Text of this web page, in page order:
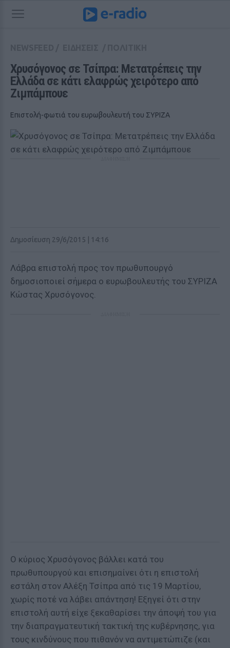
Χρυσόγονος σε Τσίπρα: Μετατρέπεις την
Ελλάδα σε κάτι ελαφρώς χειρότερο από
Ζιμπάμπουε
Eπιστολή-φωτιά του ευρωβουλευτή του ΣΥΡΙΖΑ
Δημοσίευση 29/6/2015 | 14:16
Λάβρα επιστολή προς τον πρωθυπουργό
δημοσιοποιεί σήμερα ο ευρωβουλευτής του ΣΥΡΙΖΑ
Κώστας Χρυσόγονος.
Ο κύριος Χρυσόγονος βάλλει κατά του
πρωθυπουργού και επισημαίνει ότι η επιστολή
εστάλη στον Αλέξη Τσίπρα από τις 19 Μαρτίου,
χωρίς ποτέ να λάβει απάντηση! Εξηγεί ότι στην
επιστολή αυτή είχε ξεκαθαρίσει την άποψή του για
την διαπραγματευτική τακτική της κυβέρνησης, για
τους κινδύνους που πιθανόν να αντιμετώπιζε (και